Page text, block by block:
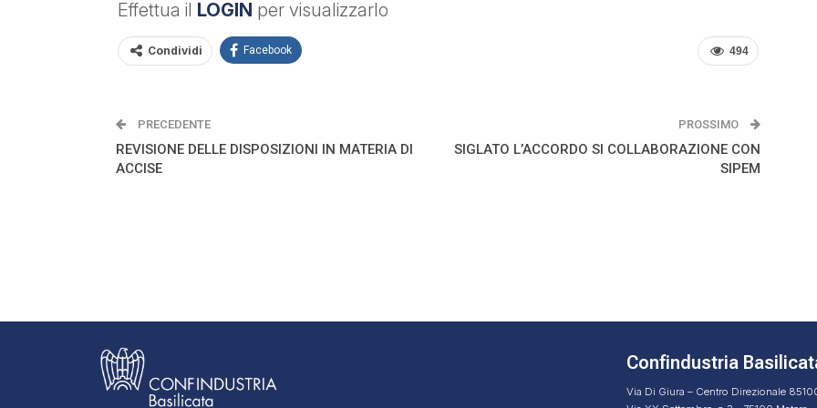
Effettua il LOGIN per visualizzarlo
494
Condividi Facebook
PRECEDENTE
REVISIONE DELLE DISPOSIZIONI IN MATERIA DI
ACCISE
PROSSIMO
SIGLATO L’ACCORDO SI COLLABORAZIONE CON
SIPEM
Confindustria
Via Di Giura – Centro Direzionale